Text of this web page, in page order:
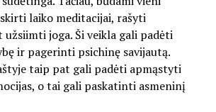
laiko meditacijai, rašyti
joga. Ši veikla gali padėti
ir pagerinti psichinę savijautą.
taip pat gali padėti apmąstyti
o tai gali paskatinti asmeninį